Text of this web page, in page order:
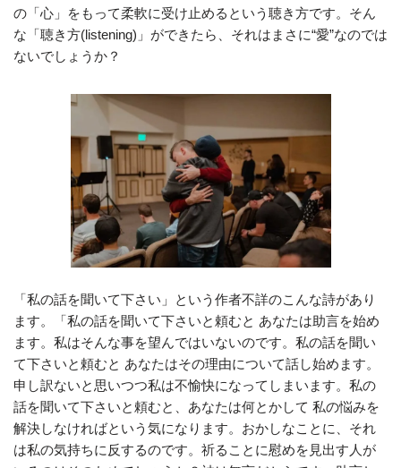
の「心」をもって柔軟に受け止めるという聴き方です。そん
な「聴き方(listening)」ができたら、それはまさに“愛”なのでは
ないでしょうか？
「私の話を聞いて下さい」という作者不詳のこんな詩があり
ます。「私の話を聞いて下さいと頼むと あなたは助言を始め
ます。私はそんな事を望んではいないのです。私の話を聞い
て下さいと頼むと あなたはその理由について話し始めます。
申し訳ないと思いつつ私は不愉快になってしまいます。私の
話を聞いて下さいと頼むと、あなたは何とかして 私の悩みを
解決しなければという気になります。おかしなことに、それ
は私の気持ちに反するのです。祈ることに慰めを見出す人が